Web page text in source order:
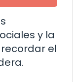
y la
el